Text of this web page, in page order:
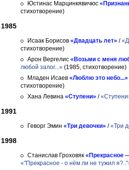
Юстинас Марцинкявичюс
стихотворение)
1985
Исаак Борисов «Двадцать лет» /
стихотворение)
Арон Вергелис «Возьми с меня
любой залог...» (1985, стихотворение)
Младен Исаев «Люблю это небо...»
стихотворение)
Хана Левина «Ступени» /
1991
Геворг Эмин «Три девочки» /«Три
1998
Станислав Гроховяк «Прекрасное
«"Прекрасное - о нём ли не тужил